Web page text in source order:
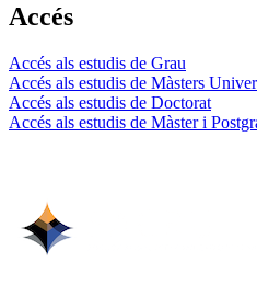
Accés
Accés als estudis de Grau
Accés als estudis de Màsters
Accés als estudis de Doctorat
Accés als estudis de Màster i